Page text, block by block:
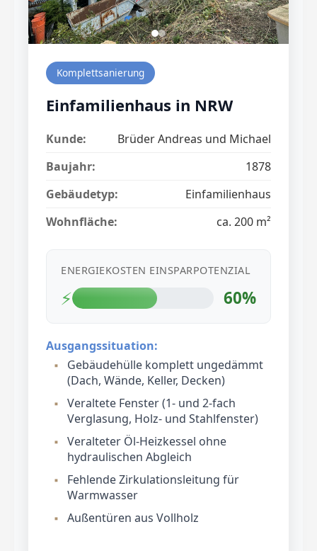
Komplettsanierung
Einfamilienhaus in NRW
Kunde:
Brüder Andreas und Michael
Baujahr:
1878
Gebäudetyp:
Einfamilienhaus
Wohnfläche:
ca. 200 m²
ENERGIEKOSTEN EINSPARPOTENZIAL
⚡ 60%
Ausgangssituation:
Gebäudehülle komplett ungedämmt
(Dach, Wände, Keller, Decken)
Veraltete Fenster (1- und 2-fach
Verglasung, Holz- und Stahlfenster)
Veralteter Öl-Heizkessel ohne
hydraulischen Abgleich
Fehlende Zirkulationsleitung für
Warmwasser
Außentüren aus Vollholz